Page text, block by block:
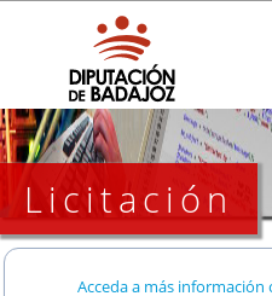
Licitación
Acceda a más